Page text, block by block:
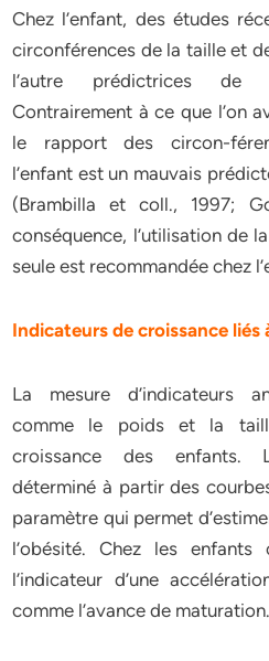
Chez l’enfant, des études
circonférences de la taille et
l’autre prédictrices de
Contrairement à ce que l’on
le rapport des circon-
l’enfant est un mauvais
(Brambilla et coll., 1997;
conséquence, l’utilisation de
seule est recommandée chez
Indicateurs de croissance liés
La mesure d’indicateurs
comme le poids et la
croissance des enfants.
déterminé à partir des
paramètre qui permet
l’obésité. Chez les enfants
l’indicateur d’une
comme l’avance de maturation.